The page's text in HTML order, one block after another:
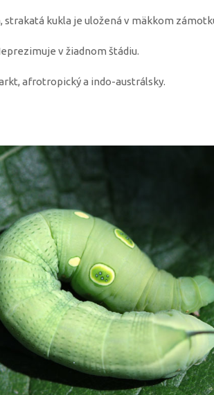
strakatá kukla je uložená v mäkkom
v žiadnom štádiu.
afrotropický a indo-austrálsky.